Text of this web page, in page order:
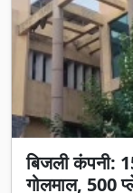
बिजली कंपनी:
गोलमाल, 500